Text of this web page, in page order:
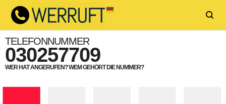
TELEFONNUMMER
030257709
WER HAT ANGERUFEN? WEM GEHÖRT DIE NUMMER?